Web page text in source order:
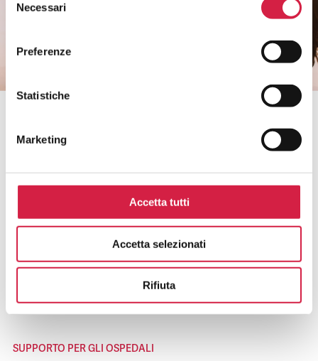
delNecessari
Preferenze
Statistiche
Marketing
Accetta tutti
Accetta selezionati
Rifiuta
CLICCA QUI
SUPPORTO PER I PAZIENTI
Domande relative agli ospedali
Domande relative alle iniziative
SUPPORTO PER GLI OSPEDALI